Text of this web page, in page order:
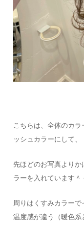
こちらは、全体のカ
ッシュカラーにして、
先ほどのお写真より
ラーを入れています＾
周りはくすみカラー
温度感が違う（暖色